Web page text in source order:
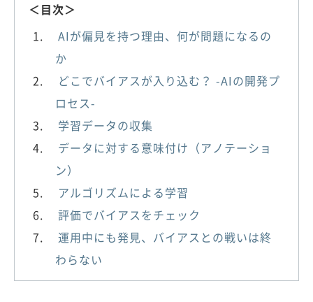
＜目次＞
AIが偏見を持つ理由、何が問題になるの
か
どこでバイアスが入り込む？ -AIの開発プ
ロセス-
学習データの収集
データに対する意味付け（アノテーショ
ン）
アルゴリズムによる学習
評価でバイアスをチェック
運用中にも発見、バイアスとの戦いは終
わらない